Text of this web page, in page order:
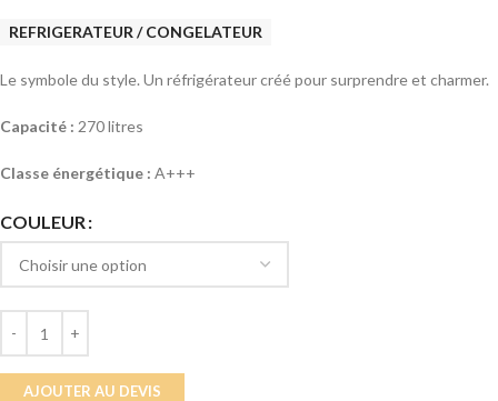
REFRIGERATEUR / CONGELATEUR
Le symbole du style. Un réfrigérateur créé pour surprendre et charmer.
Capacité : 270 litres
Classe énergétique : A+++
COULEUR
AJOUTER AU DEVIS